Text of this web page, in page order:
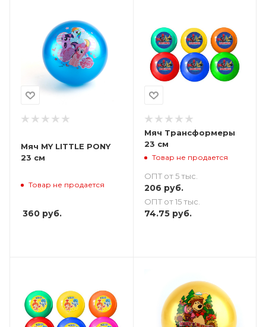
Мяч MY LITTLE PONY
23 см
Товар не продается
360 руб.
Мяч Трансформеры
23 см
Товар не продается
ОПТ от 5 тыс.
206 руб.
ОПТ от 15 тыс.
74.75руб.